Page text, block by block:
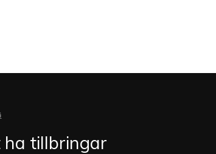
tillbringar